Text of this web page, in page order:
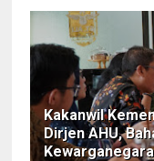
Kakanwil
Dirjen AHU,